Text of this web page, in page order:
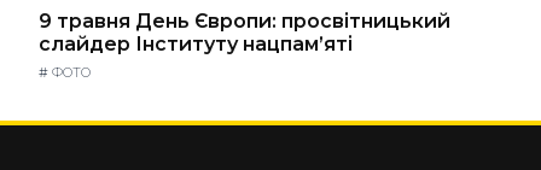
9 травня День Європи: просвітницький
слайдер Інституту нацпам’яті
# ФОТО